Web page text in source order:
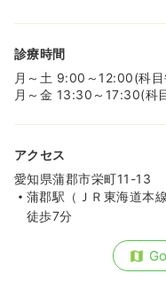
診療時間
月～土 9:00～12:00(科
月～金 13:30～17:30(科
アクセス
愛知県蒲郡市栄町11-13
蒲郡駅（ＪＲ東海道本線
徒歩7分